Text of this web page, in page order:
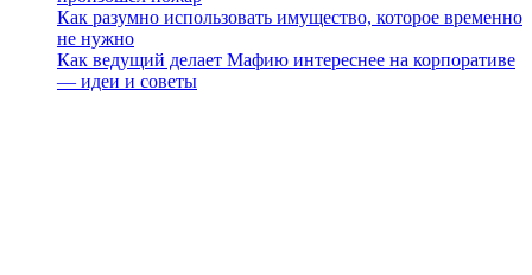
Как разумно использовать имущество, которое временно
не нужно
Как ведущий делает Мафию интереснее на корпоративе
— идеи и советы